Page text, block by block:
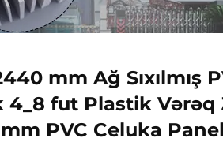
mm Ağ Sıxılmış
4_8 fut Plastik Vərəq
PVC Celuka